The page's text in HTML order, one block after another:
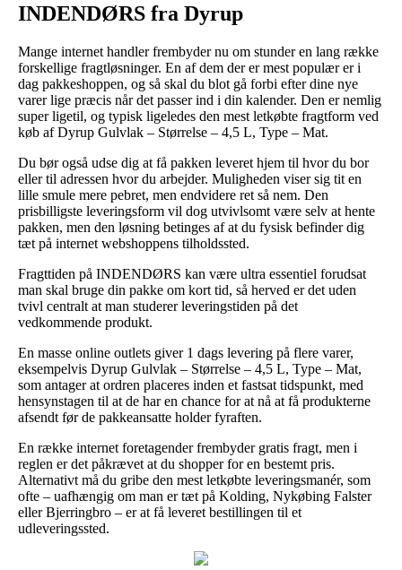
INDENDØRS fra Dyrup
Mange internet handler frembyder nu om stunder en lang række
forskellige fragtløsninger. En af dem der er mest populær er i
dag pakkeshoppen, og så skal du blot gå forbi efter dine nye
varer lige præcis når det passer ind i din kalender. Den er nemlig
super ligetil, og typisk ligeledes den mest letkøbte fragtform ved
køb af Dyrup Gulvlak – Størrelse – 4,5 L, Type – Mat.
Du bør også udse dig at få pakken leveret hjem til hvor du bor
eller til adressen hvor du arbejder. Muligheden viser sig tit en
lille smule mere pebret, men endvidere ret så nem. Den
prisbilligste leveringsform vil dog utvivlsomt være selv at hente
pakken, men den løsning betinges af at du fysisk befinder dig
tæt på internet webshoppens tilholdssted.
Fragttiden på INDENDØRS kan være ultra essentiel forudsat
man skal bruge din pakke om kort tid, så herved er det uden
tvivl centralt at man studerer leveringstiden på det
vedkommende produkt.
En masse online outlets giver 1 dags levering på flere varer,
eksempelvis Dyrup Gulvlak – Størrelse – 4,5 L, Type – Mat,
som antager at ordren placeres inden et fastsat tidspunkt, med
hensynstagen til at de har en chance for at nå at få produkterne
afsendt før de pakkeansatte holder fyraften.
En række internet foretagender frembyder gratis fragt, men i
reglen er det påkrævet at du shopper for en bestemt pris.
Alternativt må du gribe den mest letkøbte leveringsmanér, som
ofte – uafhængig om man er tæt på Kolding, Nykøbing Falster
eller Bjerringbro – er at få leveret bestillingen til et
udleveringssted.